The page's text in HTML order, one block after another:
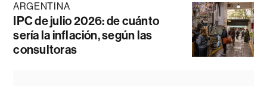
ARGENTINA
IPC de julio 2026: de cuánto
sería la inflación, según las
consultoras